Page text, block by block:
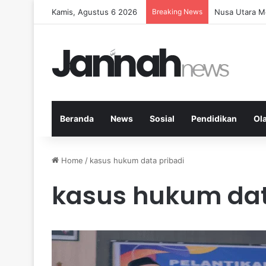
Kamis, Agustus 6 2026 Breaking News Memperkuat
Beranda News Sosial Pendidikan
Home / kasus hukum data pribadi
kasus hukum